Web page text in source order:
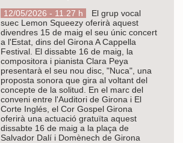
12/05/2026 - 11.27 h
El grup vocal
suec Lemon Squeezy oferirà aquest
divendres 15 de maig el seu únic concert
a l'Estat, dins del Girona A Cappella
Festival. El dissabte 16 de maig, la
compositora i pianista Clara Peya
presentarà el seu nou disc, "Nuca", una
proposta sonora que gira al voltant del
concepte de la solitud. En el marc del
conveni entre l'Auditori de Girona i El
Corte Inglés, el Cor Gospel Girona
oferirà una actuació gratuïta aquest
dissabte 16 de maig a la plaça de
Salvador Dalí i Domènech de Girona